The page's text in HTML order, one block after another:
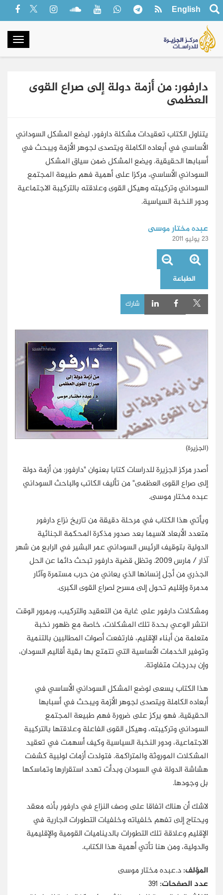
English
دارفور: من أزمة دولة إلى صراع القوى
العظمى
يتناول الكتاب تعقيدات مشكلة دارفور، ليضع المشكل السوداني
الأساسي في أبعاده الكاملة ويتصدى لجوهر الأزمة ويبحث في
أسبابها الحقيقية. ويضع المشكل ضمن سياق المشكل
السوداني الأساسي، مركزا على أهمية فهم طبيعة المجتمع
السوداني وتركيبته وهيكل القوى وعلاقته بالتركيبة الاجتماعية
ودور النخبة السياسية.
عبده مختار موسى
23 يوليو 2011
الطباعة
شارك
(الجزيرة)
أصدر مركز الجزيرة للدراسات كتابا بعنوان "دارفور: من أزمة دولة
إلى صراع القوى العظمى" من تأليف الكاتب والباحث السوداني
عبده مختار موسى.
ويأتي هذا الكتاب في مرحلة دقيقة من تاريخ نزاع دارفور
متعدد الأبعاد لاسيما بعد صدور مذكرة المحكمة الجنائية
الدولية بتوقيف الرئيس السوداني عمر البشير في الرابع من شهر
آذار / مارس 2009. وتظل قضية دارفور تبحث دائما عن الحل
الجذري من أجل إنسانها الذي يعاني من حرب مستمرة وآثار
مدمرة وإقليم تحول إلى مسرح لصراع القوى الكبرى.
ومشكلات دارفور على غاية من التعقيد والتركيب، وبمرور الوقت
انتشر الوعي بحدة تلك المشكلات، خاصة مع ظهور نخبة
متعلمة من أبناء الإقليم، فارتفعت أصوات المطالبين بالتنمية
وتوفير الخدمات الأساسية التي تتمتع بها بقية أقاليم السودان،
وإن بدرجات متفاوتة.
هذا الكتاب يسعى لوضع المشكل السوداني الأساسي في
أبعاده الكاملة ويتصدى لجوهر الأزمة ويبحث في أسبابها
الحقيقية. فهو يركز على ضرورة فهم طبيعة المجتمع
السوداني وتركيبته، وهيكل القوى الفاعلة وعلاقتها بالتركيبة
الاجتماعية، ودور النخبة السياسية وكيف أسهمت في تعقيد
المشكلات الموروثة والمتراكمة. فتولدت أزمات لولبية كشفت
هشاشة الدولة في السودان وبدأت تهدد استقرارها وتماسكها
بل وجودها.
لاشك أن هناك اتفاقا على وصف النزاع في دارفور بأنه معقد
ويحتاج إلى تفهم خلفياته وخلفيات التطورات الجارية في
الإقليم وعلاقة تلك التطورات بالديناميات القومية والإقليمية
والدولية، ومن هنا تأتي أهمية هذا الكتاب.
المؤلف:د.عبده مختار موسى
عدد الصفحات: